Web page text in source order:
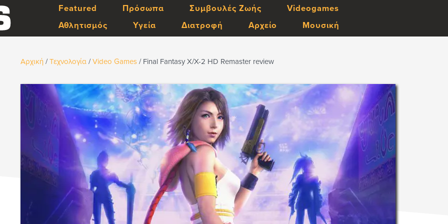
Featured Πρόσωπα Συμβουλές Ζωής
Videogames
Αθλητισμός
Υγεία Διατροφή Αρχείο Μουσική
Αρχική / Τεχνολογία / Video Games /Final Fantasy X/X-2 HD Remaster review